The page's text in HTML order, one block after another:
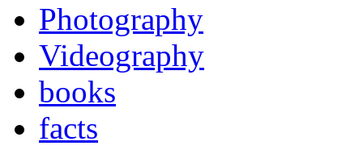
Photography
Videography
books
facts